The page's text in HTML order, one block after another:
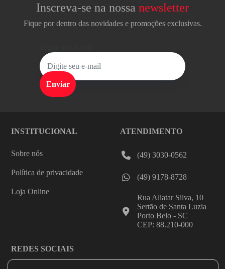
Inscreva-se na nossa newsletter
Fique por dentro das novidades e promoções exclusivas.
INSTITUCIONAL
Sobre nós
Política de privacidade
Loja Online
ATENDIMENTO
(49) 3030-0562
(49) 9178-8728
Rua Aliatar Silva, 10
Sertão de Santa Luzia
Porto Belo - SC
CEP: 88.210-000
REDES SOCIAIS